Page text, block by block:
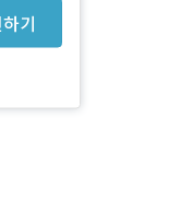
기